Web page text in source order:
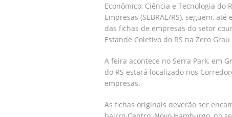
Econômico, Ciência e Tecnologia do
Empresas (SEBRAE/RS), seguem,
das fichas de empresas do setor
Estande Coletivo do RS na Zero Grau
A feira acontece no Serra Park, em
do RS estará localizado nos
empresas.
As fichas originais deverão ser